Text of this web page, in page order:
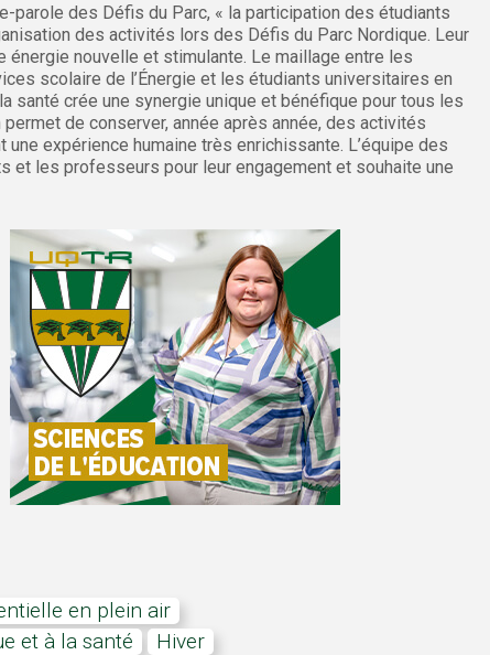
parole des Défis du Parc, « la participation des étudiants
des activités lors des Défis du Parc Nordique. Leur
énergie nouvelle et stimulante. Le maillage entre les
scolaire de l’Énergie et les étudiants universitaires en
santé crée une synergie unique et bénéfique pour tous les
de conserver, année après année, des activités
expérience humaine très enrichissante. L’équipe des
et les professeurs pour leur engagement et souhaite une
en plein air
et à la santé
hiver